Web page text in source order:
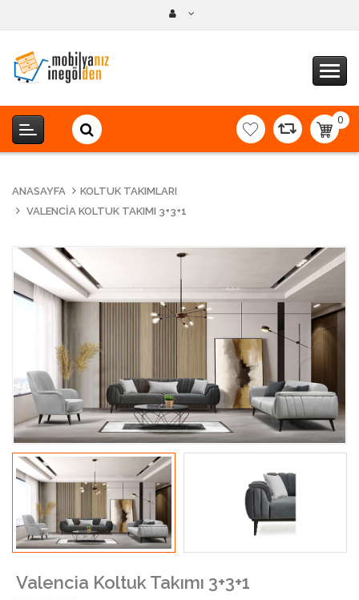
0
-
ANASAYFA
KOLTUK TAKIMLARI
VALENCIA KOLTUK TAKIMI 3+3+1
Valencia Koltuk Takımı 3+3+1